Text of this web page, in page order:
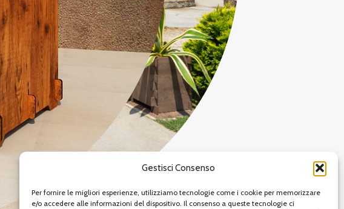
Gestisci Consenso
Per fornire le migliori esperienze, utilizziamo tecnologie come i cookie per memorizzare
e/o accedere alle informazioni del dispositivo. Il consenso a queste tecnologie ci